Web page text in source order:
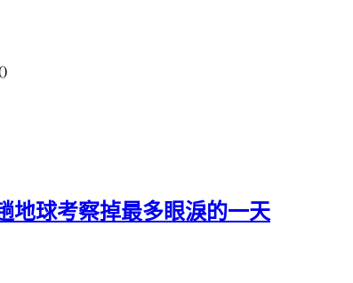
)
地球考察掉最多眼淚的一天